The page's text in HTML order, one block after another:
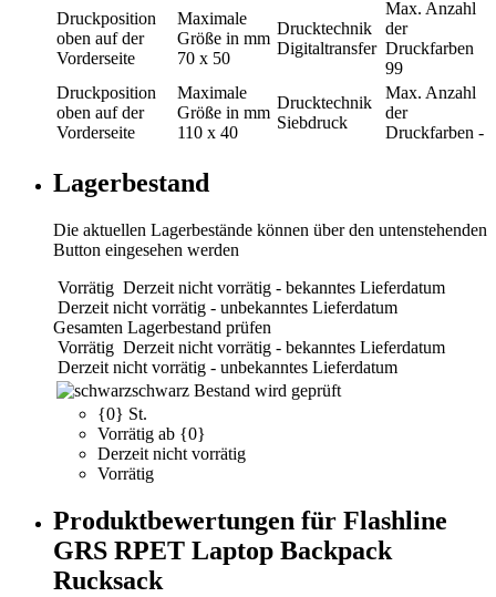
Druckposition
oben auf der
Vorderseite
Maximale
Größe in mm
70 x 50
Drucktechnik
Digitaltransfer
Max. Anzahl
der
Druckfarben
99
Druckposition
oben auf der
Vorderseite
Maximale
Größe in mm
110 x 40
Drucktechnik
Siebdruck
Max. Anzahl
der
Druckfarben -
Lagerbestand
Die aktuellen Lagerbestände können über den untenstehenden
Button eingesehen werden
Vorrätig Derzeit nicht vorrätig - bekanntes Lieferdatum
Derzeit nicht vorrätig - unbekanntes Lieferdatum
Gesamten Lagerbestand prüfen
Vorrätig Derzeit nicht vorrätig - bekanntes Lieferdatum
Derzeit nicht vorrätig - unbekanntes Lieferdatum
schwarz Bestand wird geprüft
{0} St.
Vorrätig ab {0}
Derzeit nicht vorrätig
Vorrätig
Produktbewertungen für Flashline
GRS RPET Laptop Backpack
Rucksack